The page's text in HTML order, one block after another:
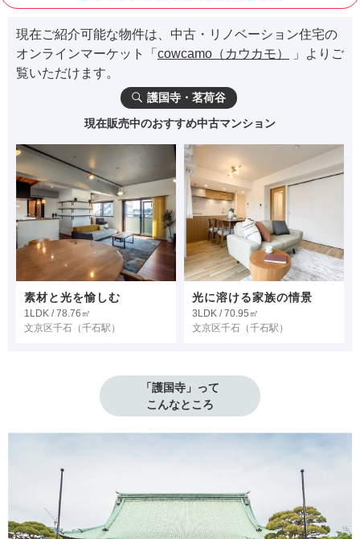
現在ご紹介可能な物件は、中古・リノベーション住宅の
オンラインマーケット「 cowcamo（カウカモ）
」よりご
覧いただけます。
護国寺・茗荷谷
現在販売中のおすすめ中古マンション
素材と光を愉しむ
1LDK / 78.76㎡
文京区千石 （千石駅）
光に溶ける家族の情景
3LDK / 70.95㎡
文京区千石 （千石駅）
「護国寺」って
こんなところ